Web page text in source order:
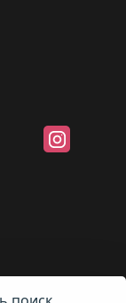
Все